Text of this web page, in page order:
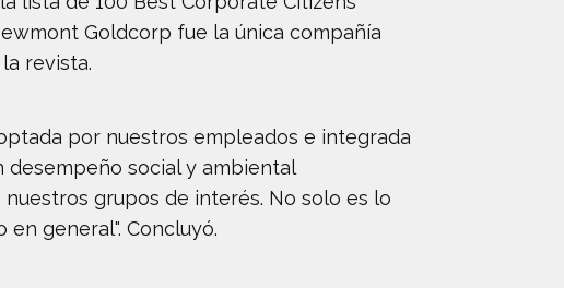
Goldcorp fue la única compañía
revista.
por nuestros empleados e integrada
desempeño social y ambiental
grupos de interés. No solo es lo
general". Concluyó.